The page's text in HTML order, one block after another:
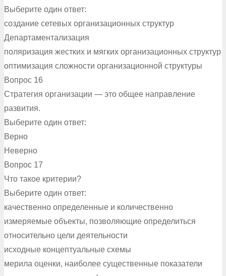
Выберите один ответ:
создание сетевых организационных структур
Департаментализация
поляризация жестких и мягких организационных структур
оптимизация сложности организационной структуры
Вопрос 16
Стратегия организации — это общее направление
развития.
Выберите один ответ:
Верно
Неверно
Вопрос 17
Что такое критерии?
Выберите один ответ:
качественно определенные и количественно
измеряемые объекты, позволяющие определиться
относительно цели деятельности
исходные концептуальные схемы
мерила оценки, наиболее существенные показатели